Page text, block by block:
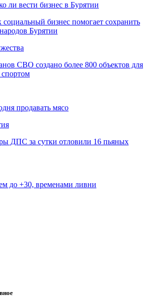
ли вести бизнес в Бурятии
бизнес помогает сохранить
Бурятии
СВО создано более 800 объектов для
продавать мясо
ДПС за сутки отловили 16 пьяных
до +30, временами ливни